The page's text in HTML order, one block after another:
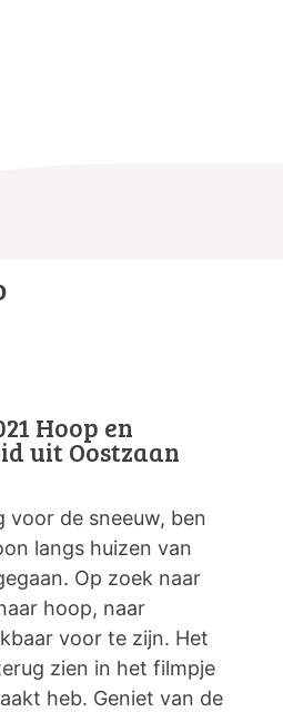
Hoop en
uit Oostzaan
voor de sneeuw, ben
langs huizen van
Op zoek naar
hoop, naar
voor te zijn. Het
zien in het filmpje
heb. Geniet van de